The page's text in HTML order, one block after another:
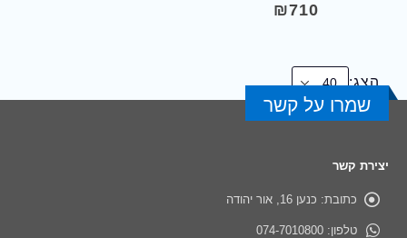
₪710
הצג:
שמרו על קשר
יצירת קשר
כתובת: כנען 16, אור יהודה
טלפון: 074-7010800